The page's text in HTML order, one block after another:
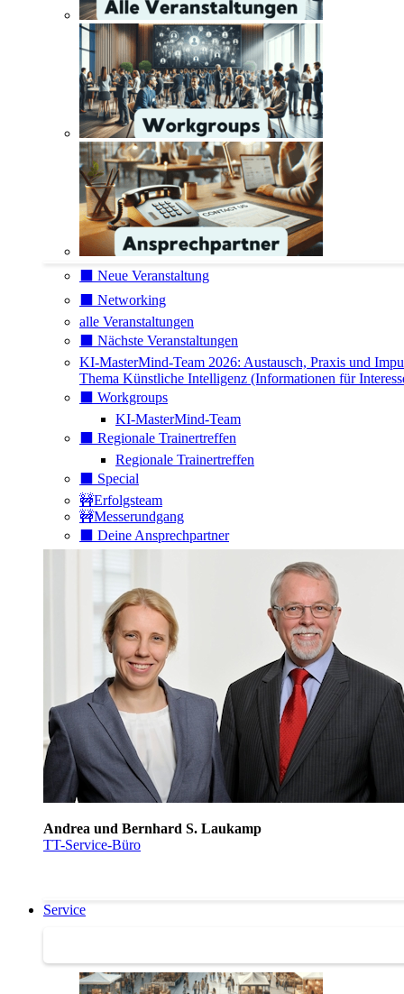
⬛️ Neue Veranstaltung
⬛️ Networking
alle Veranstaltungen
⬛️ Nächste Veranstaltungen
KI-MasterMind-Team 2026: Austausch, Praxis und
Thema Künstliche Intelligenz (Informationen für
⬛️ Workgroups
KI-MasterMind-Team
⬛️ Regionale Trainertreffen
Regionale Trainertreffen
⬛️ Special
🚧Erfolgsteam
🚧Messerundgang
⬛️ Deine Ansprechpartner
Andrea und Bernhard S. Laukamp
TT-Service-Büro
Service